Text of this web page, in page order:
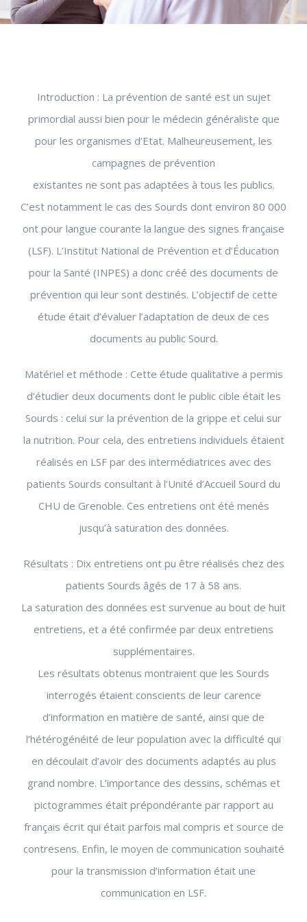
Introduction : La prévention de santé est un sujet
primordial aussi bien pour le médecin généraliste que
pour les organismes d’Etat. Malheureusement, les
campagnes de prévention
existantes ne sont pas adaptées à tous les publics.
C’est notamment le cas des Sourds dont environ 80 000
ont pour langue courante la langue des signes française
(LSF). L’Institut National de Prévention et d’Éducation
pour la Santé (INPES) a donc créé des documents de
prévention qui leur sont destinés. L’objectif de cette
étude était d’évaluer l’adaptation de deux de ces
documents au public Sourd.
Matériel et méthode : Cette étude qualitative a permis
d’étudier deux documents dont le public cible était les
Sourds : celui sur la prévention de la grippe et celui sur
la nutrition. Pour cela, des entretiens individuels étaient
réalisés en LSF par des intermédiatrices avec des
patients Sourds consultant à l’Unité d’Accueil Sourd du
CHU de Grenoble. Ces entretiens ont été menés
jusqu’à saturation des données.
Résultats : Dix entretiens ont pu être réalisés chez des
patients Sourds âgés de 17 à 58 ans.
La saturation des données est survenue au bout de huit
entretiens, et a été confirmée par deux entretiens
supplémentaires.
Les résultats obtenus montraient que les Sourds
interrogés étaient conscients de leur carence
d’information en matière de santé, ainsi que de
l’hétérogénéité de leur population avec la difficulté qui
en découlait d’avoir des documents adaptés au plus
grand nombre. L’importance des dessins, schémas et
pictogrammes était prépondérante par rapport au
français écrit qui était parfois mal compris et source de
contresens. Enfin, le moyen de communication souhaité
pour la transmission d’information était une
communication en LSF.